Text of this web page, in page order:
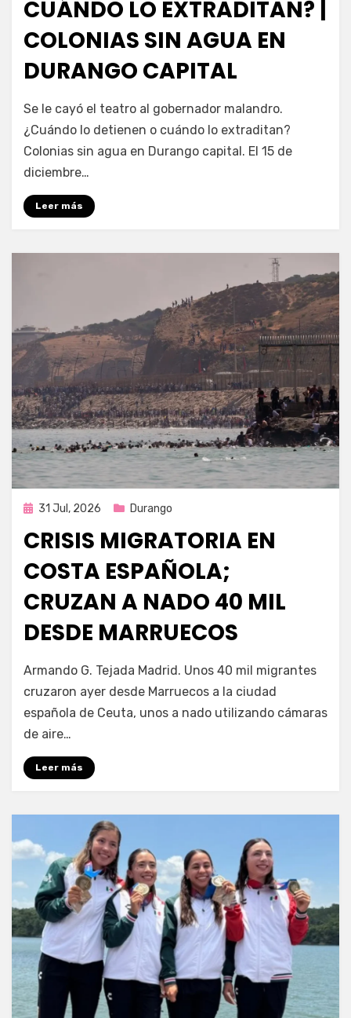
CUÁNDO LO EXTRADITAN? |
COLONIAS SIN AGUA EN
DURANGO CAPITAL
por Fernando Miranda Servín
Se le cayó el teatro al gobernador malandro.
¿Cuándo lo detienen o cuándo lo extraditan?
Colonias sin agua en Durango capital. El 15 de
diciembre…
Leer más
Publicada
31 Jul, 2026 Durango
CRISIS MIGRATORIA EN
COSTA ESPAÑOLA;
CRUZAN A NADO 40 MIL
DESDE MARRUECOS
Fernando Miranda Servín
Armando G. Tejada Madrid. Unos 40 mil migrantes
cruzaron ayer desde Marruecos a la ciudad
española de Ceuta, unos a nado utilizando cámaras
de aire…
Leer más